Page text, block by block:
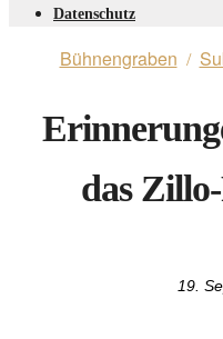
Datenschutz
Bühnengraben /
das
19.